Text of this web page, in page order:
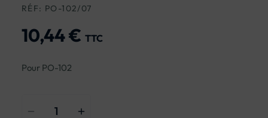
RÉF: PO-102/07
10,44 € TTC
Pour PO-102